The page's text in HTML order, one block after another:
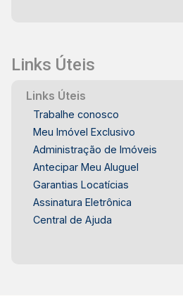
Links Úteis
Links Úteis
Trabalhe conosco
Meu Imóvel Exclusivo
Administração de Imóveis
Antecipar Meu Aluguel
Garantias Locatícias
Assinatura Eletrônica
Central de Ajuda